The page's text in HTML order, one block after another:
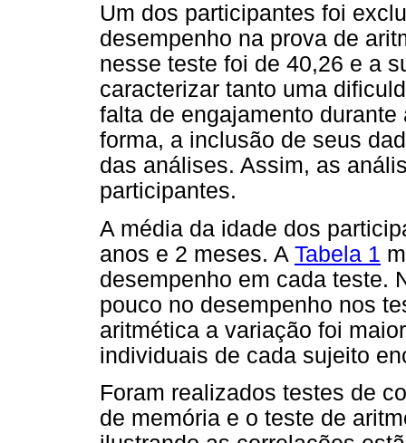
Um dos participantes foi
desempenho na prova de
nesse teste foi de 40,26 e a
caracterizar tanto uma
falta de engajamento
forma, a inclusão de seus
das análises. Assim, as
participantes.
A média da idade dos
anos e 2 meses. A Tabela 1
desempenho em cada teste.
pouco no desempenho nos
aritmética a variação foi
individuais de cada sujeito
Foram realizados testes de
de memória e o teste de